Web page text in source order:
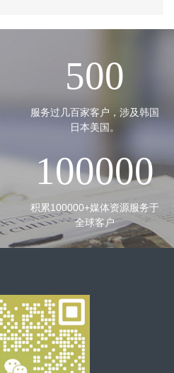
500
服务过几百家客户，涉及韩国
日本美国。
100000
积累100000+媒体资源服务于
全球客户